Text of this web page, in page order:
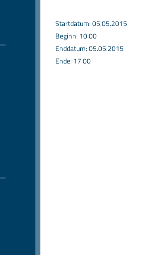
Startdatum: 05.05.2015
Beginn: 10:00
Enddatum: 05.05.2015
Ende: 17:00